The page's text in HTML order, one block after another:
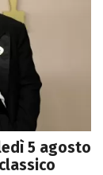
5 agosto